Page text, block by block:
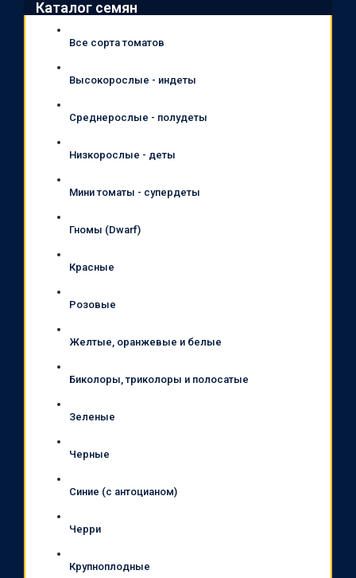
Каталог семян
Все сорта томатов
Высокорослые - индеты
Среднерослые - полудеты
Низкорослые - деты
Мини томаты - супердеты
Гномы (Dwarf)
Красные
Розовые
Желтые, оранжевые и белые
Биколоры, триколоры и полосатые
Зеленые
Черные
Синие (с антоцианом)
Черри
Крупноплодные